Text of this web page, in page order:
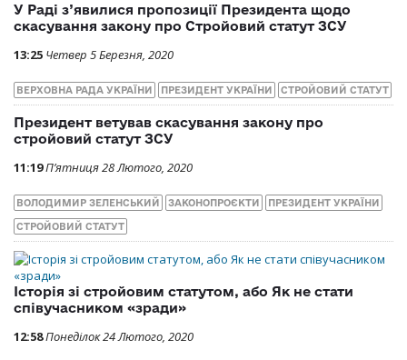
У Раді з’явилися пропозиції Президента щодо
скасування закону про Стройовий статут ЗСУ
13:25 Четвер 5 Березня, 2020
ВЕРХОВНА РАДА УКРАЇНИ ПРЕЗИДЕНТ УКРАЇНИ СТРОЙОВИЙ СТАТУТ
Президент ветував скасування закону про
стройовий статут ЗСУ
11:19П’ятниця 28 Лютого, 2020
ВОЛОДИМИР ЗЕЛЕНСЬКИЙ ЗАКОНОПРОЄКТИ ПРЕЗИДЕНТ УКРАЇНИ
СТРОЙОВИЙ СТАТУТ
Історія зі стройовим статутом, або Як не стати
співучасником «зради»
12:58Понеділок 24 Лютого, 2020